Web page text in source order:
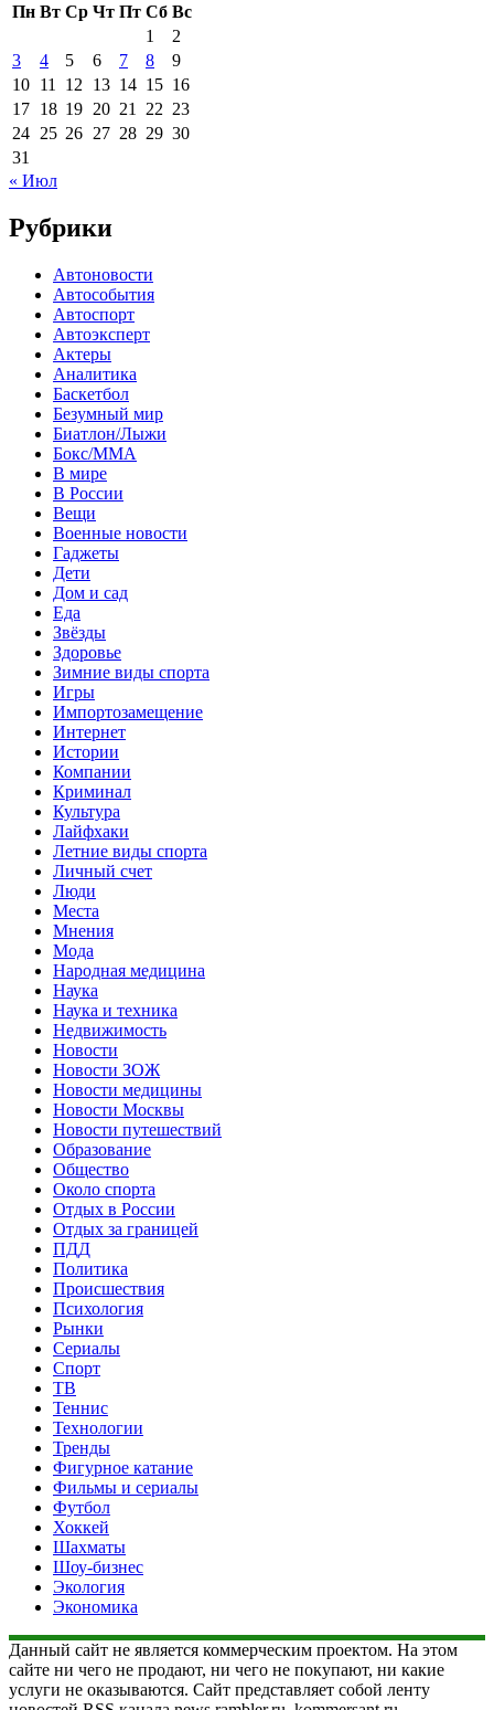
Пн Вт Ср Чт Пт Сб Вс
1
2
3
4 5 6 7 8
9
10 11 12 13 14 15 16
17 18 19 20 21 22 23
24 25 26 27 28 29 30
31
« Июл
Рубрики
Автоновости
Автособытия
Автоспорт
Автоэксперт
Актеры
Аналитика
Баскетбол
Безумный мир
Биатлон/Лыжи
Бокс/MMA
В мире
В России
Вещи
Военные новости
Гаджеты
Дети
Дом и сад
Еда
Звёзды
Здоровье
Зимние виды спорта
Игры
Импортозамещение
Интернет
Истории
Компании
Криминал
Культура
Лайфхаки
Летние виды спорта
Личный счет
Люди
Места
Мнения
Мода
Народная медицина
Наука
Наука и техника
Недвижимость
Новости
Новости ЗОЖ
Новости медицины
Новости Москвы
Новости путешествий
Образование
Общество
Около спорта
Отдых в России
Отдых за границей
ПДД
Политика
Происшествия
Психология
Рынки
Сериалы
Спорт
ТВ
Теннис
Технологии
Тренды
Фигурное катание
Фильмы и сериалы
Футбол
Хоккей
Шахматы
Шоу-бизнес
Экология
Экономика
Данный сайт не является коммерческим проектом. На этом
сайте ни чего не продают, ни чего не покупают, ни какие
услуги не оказываются. Сайт представляет собой ленту